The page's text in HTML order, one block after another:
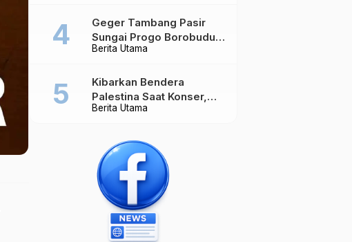
Berita Utama
Geger Tambang Pasir
Sungai Progo Borobudur,
Warga Sambeng Hentikan
Berita Utama
Kibarkan Bendera
Palestina Saat Konser,
Massive Attack Dilarang